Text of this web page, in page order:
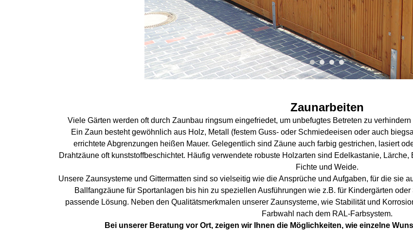
Zaunarbeiten
Viele Gärten werden oft durch Zaunbau ringsum eingefriedet, um unbefugtes Betreten zu
Ein Zaun besteht gewöhnlich aus Holz, Metall (festem Guss- oder Schmiedeeisen oder auch
errichtete Abgrenzungen heißen Mauer. Gelegentlich sind Zäune auch farbig gestrichen, lasiert
Drahtzäune oft kunststoffbeschichtet. Häufig verwendete robuste Holzarten sind Edelkastanie,
Fichte und Weide.
Unsere Zaunsysteme und Gittermatten sind so vielseitig wie die Ansprüche und Aufgaben, für die sie
Ballfangzäune für Sportanlagen bis hin zu speziellen Ausführungen wie z.B. für Kindergärten
passende Lösung. Neben den Qualitätsmerkmalen unserer Zaunsysteme, wie Stabilität und
Farbwahl nach dem RAL-Farbsystem.
Bei unserer Beratung vor Ort, zeigen wir Ihnen die Möglichkeiten, wie einzelne